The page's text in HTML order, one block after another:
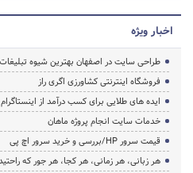
اخبار ویژه
طراحی سایت در اصفهان بهترین شیوه تبلیغات
فروشگاه اینترنتی کشاورزی اگری راز
ایده های طلایی برای کسب درآمد از اینستاگرام
خدمات سایت انجام پروژه ماهان
قیمت سرور HP/بررسی و خرید سرور اچ پی
هر زبانی، هر زمانی، هر کجا، هر جور که